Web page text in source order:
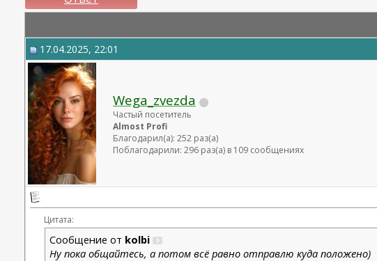
17.04.2025, 22:01
Wega_zvezda
Частый посетитель
Almost Profi
Благодарил(а): 252 раз(а)
Поблагодарили: 296 раз(а) в 109 сообщениях
Цитата:
Сообщение от kolbi
Ну пока общайтесь, а потом всё равно отправлю куда положено)